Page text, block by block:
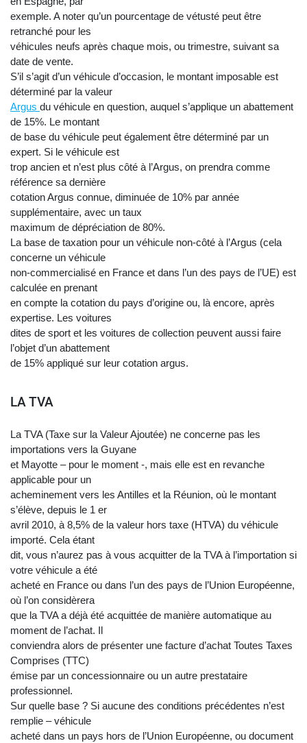
exemple. A noter qu’un pourcentage de vétusté peut être
retranché pour les
véhicules neufs après chaque mois, ou trimestre, suivant sa
date de vente.
S’il s’agit d’un véhicule d’occasion, le montant imposable est
déterminé par la valeur
Argus du véhicule en question, auquel s’applique un abattement
de 15%. Le montant
de base du véhicule peut également être déterminé par un
expert. Si le véhicule est
trop ancien et n’est plus côté à l’Argus, on prendra comme
référence sa dernière
cotation Argus connue, diminuée de 10% par année
supplémentaire, avec un taux
maximum de dépréciation de 80%.
La base de taxation pour un véhicule non-côté à l’Argus (cela
concerne un véhicule
non-commercialisé en France et dans l’un des pays de l’UE) est
calculée en prenant
en compte la cotation du pays d’origine ou, là encore, après
expertise. Les voitures
dites de sport et les voitures de collection peuvent aussi faire
l’objet d’un abattement
de 15% appliqué sur leur cotation argus.
LA TVA
La TVA (Taxe sur la Valeur Ajoutée) ne concerne pas les
importations vers la Guyane
et Mayotte – pour le moment -, mais elle est en revanche
applicable pour un
acheminement vers les Antilles et la Réunion, où le montant
s’élève, depuis le 1 er
avril 2010, à 8,5% de la valeur hors taxe (HTVA) du véhicule
importé. Cela étant
dit, vous n’aurez pas à vous acquitter de la TVA à l’importation si
votre véhicule a été
acheté en France ou dans l’un des pays de l’Union Européenne,
où l’on considèrera
que la TVA a déjà été acquittée de manière automatique au
moment de l’achat. Il
conviendra alors de présenter une facture d’achat Toutes Taxes
Comprises (TTC)
émise par un concessionnaire ou un autre prestataire
professionnel.
Sur quelle base ? Si aucune des conditions précédentes n’est
remplie – véhicule
acheté dans un pays hors de l’Union Européenne, ou document